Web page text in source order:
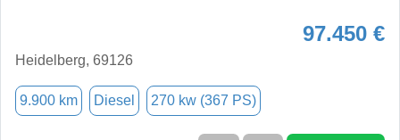
97.450 €
Heidelberg, 69126
9.900 km Diesel 270 kw (367 PS)